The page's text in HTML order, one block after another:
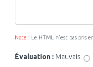
Note : Le HTML n’est pas pris
Évaluation : Mauvais